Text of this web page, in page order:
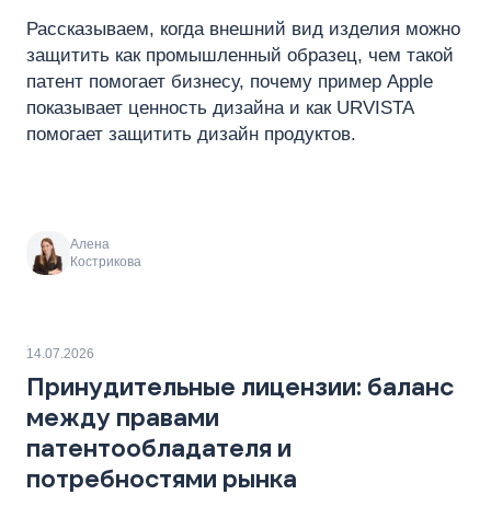
Рассказываем, когда внешний вид изделия можно
защитить как промышленный образец, чем такой
патент помогает бизнесу, почему пример Apple
показывает ценность дизайна и как URVISTA
помогает защитить дизайн продуктов.
Алена
Кострикова
14.07.2026
Принудительные лицензии: баланс
между правами
патентообладателя и
потребностями рынка